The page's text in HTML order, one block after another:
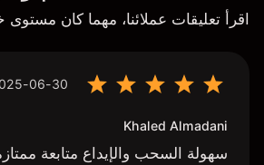
اقرأ تعليقات عملائنا، مهما كان مستوى
06-30
Khaled Almadani
سهولة السحب والإيداع متابعة